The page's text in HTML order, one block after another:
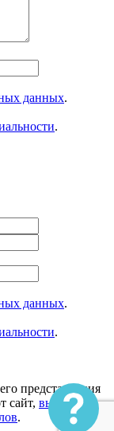
данных.
.
данных.
.
представления
сайт, вы
.